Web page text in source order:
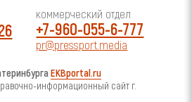
коммерческий отдел
+7-960-055-6-777
pr@pressport.media
EKBportal.ru
информационный сайт г.